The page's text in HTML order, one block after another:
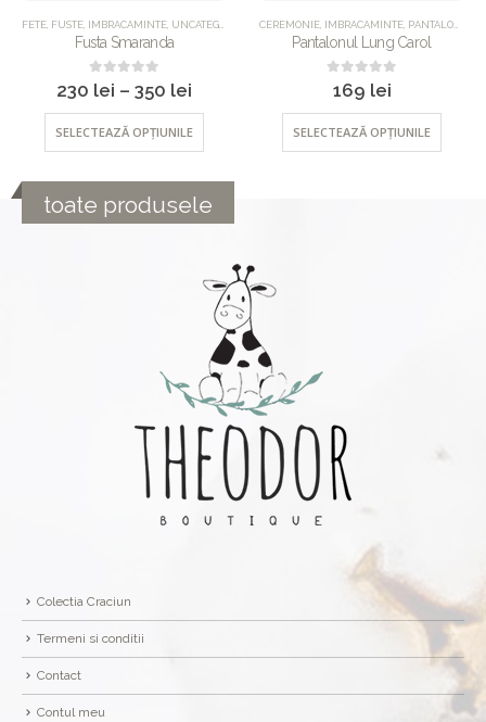
SETURI
FETE, FUSTE, IMBRACAMINTE, UNCATEGORIZED
Fusta Smaranda
0out of 5
230 lei – 350 lei
SELECTEAZĂ OPȚIUNILE
CEREMONIE, IMBRACAMINTE, PANTALONI
Pantalonul Lung Carol
out of 5
169 lei
SELECTEAZĂ OPȚIUNILE
toate produsele
Colectia Craciun
Termeni si conditii
Contact
Contul meu